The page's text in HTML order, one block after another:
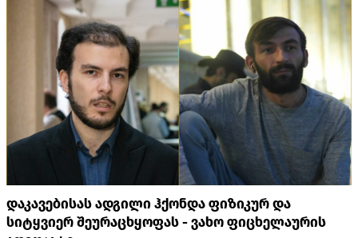
დაკავებისას ადგილი ჰქონდა ფიზიკურ და
სიტყვიერ შეურაცხყოფას - ვახო ფიცხელაურის